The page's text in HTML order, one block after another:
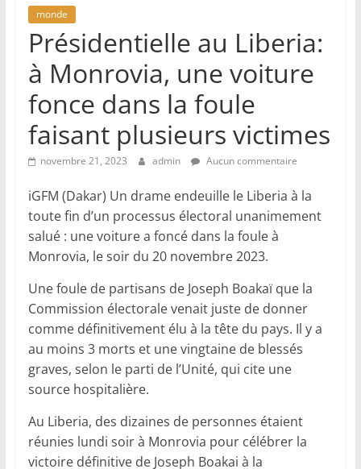
monde
Présidentielle au Liberia:
à Monrovia, une voiture
fonce dans la foule
faisant plusieurs victimes
novembre 21, 2023 admin Aucun commentaire
iGFM (Dakar) Un drame endeuille le Liberia à la
toute fin d’un processus électoral unanimement
salué : une voiture a foncé dans la foule à
Monrovia, le soir du 20 novembre 2023.
Une foule de partisans de Joseph Boakaï que la
Commission électorale venait juste de donner
comme définitivement élu à la tête du pays. Il y a
au moins 3 morts et une vingtaine de blessés
graves, selon le parti de l’Unité, qui cite une
source hospitalière.
Au Liberia, des dizaines de personnes étaient
réunies lundi soir à Monrovia pour célébrer la
victoire définitive de Joseph Boakai à la